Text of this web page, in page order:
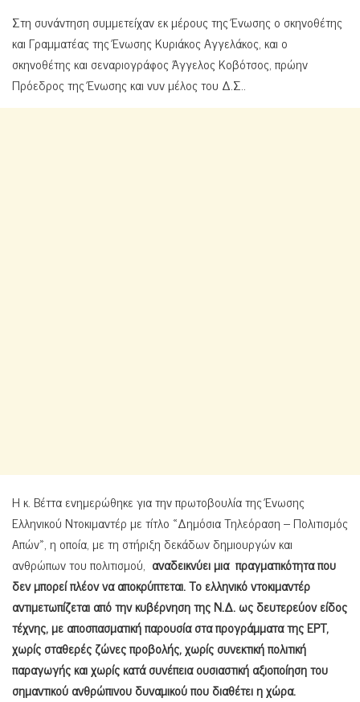
Στη συνάντηση συμμετείχαν εκ μέρους της Ένωσης ο σκηνοθέτης
και Γραμματέας της Ένωσης Κυριάκος Αγγελάκος, και ο
σκηνοθέτης και σεναριογράφος Άγγελος Κοβότσος, πρώην
Πρόεδρος της Ένωσης και νυν μέλος του Δ.Σ..
Η κ. Βέττα ενημερώθηκε για την πρωτοβουλία της Ένωσης
Ελληνικού Ντοκιμαντέρ με τίτλο «Δημόσια Τηλεόραση – Πολιτισμός
Απών», η οποία, με τη στήριξη δεκάδων δημιουργών και
ανθρώπων του πολιτισμού, αναδεικνύει μια πραγματικότητα που
δεν μπορεί πλέον να αποκρύπτεται. Το ελληνικό ντοκιμαντέρ
αντιμετωπίζεται από την κυβέρνηση της Ν.Δ. ως δευτερεύον είδος
τέχνης, με αποσπασματική παρουσία στα προγράμματα της ΕΡΤ,
χωρίς σταθερές ζώνες προβολής, χωρίς συνεκτική πολιτική
παραγωγής και χωρίς κατά συνέπεια ουσιαστική αξιοποίηση του
σημαντικού ανθρώπινου δυναμικού που διαθέτει η χώρα.